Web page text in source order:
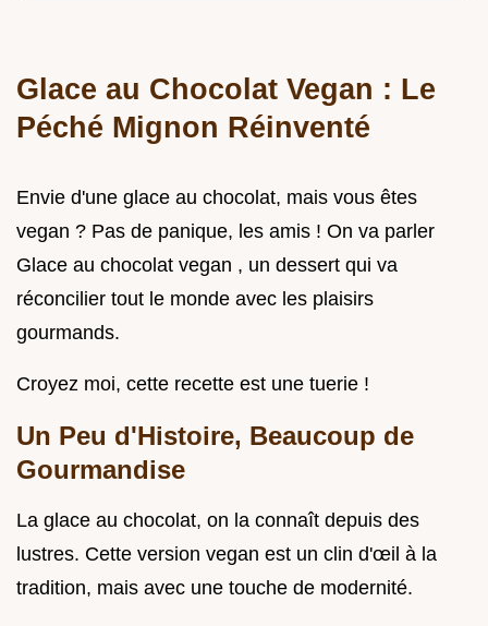
Glace au Chocolat Vegan : Le
Péché Mignon Réinventé
Envie d'une glace au chocolat, mais vous êtes
vegan ? Pas de panique, les amis ! On va parler
Glace au chocolat vegan , un dessert qui va
réconcilier tout le monde avec les plaisirs
gourmands.
Croyez moi, cette recette est une tuerie !
Un Peu d'Histoire, Beaucoup de
Gourmandise
La glace au chocolat, on la connaît depuis des
lustres. Cette version vegan est un clin d'œil à la
tradition, mais avec une touche de modernité.